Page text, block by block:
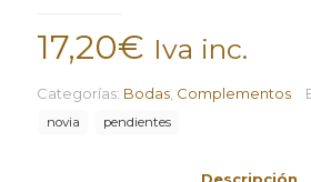
17,20€ Iva inc.
Categorías: Bodas Complementos
novia
pendientes
Descripción